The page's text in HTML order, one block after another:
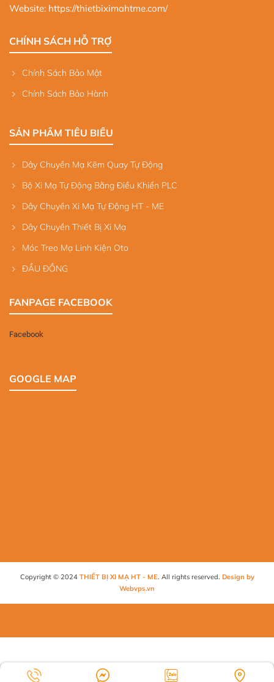
Website: https://thietbiximahtme.com/
CHÍNH SÁCH HỖ TRỢ
Chính Sách Bảo Mật
Chính Sách Bảo Hành
SẢN PHẨM TIÊU BIỂU
Dây Chuyền Mạ Kẽm Quay Tự Động
Bộ Xi Mạ Tự Động Bằng Điều Khiển PLC
Dây Chuyền Xi Mạ Tự Động HT - ME
Dây Chuyền Thiết Bị Xi Mạ
Móc Treo Mạ Linh Kiện Oto
ĐẦU ĐỒNG
FANPAGE FACEBOOK
Facebook
GOOGLE MAP
Copyright © 2024 THIẾT BỊ XI MẠ HT - ME . All rights reserved. Design by
Webvps.vn